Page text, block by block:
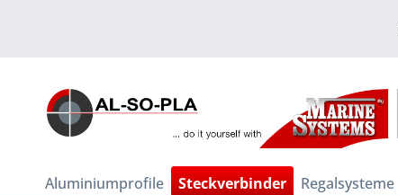
Aluminiumprofile Steckverbinder Regalsysteme